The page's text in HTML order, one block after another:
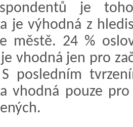
je
je výhodná z
městě. 24 %
vhodná jen pro
posledním
vhodná pouze